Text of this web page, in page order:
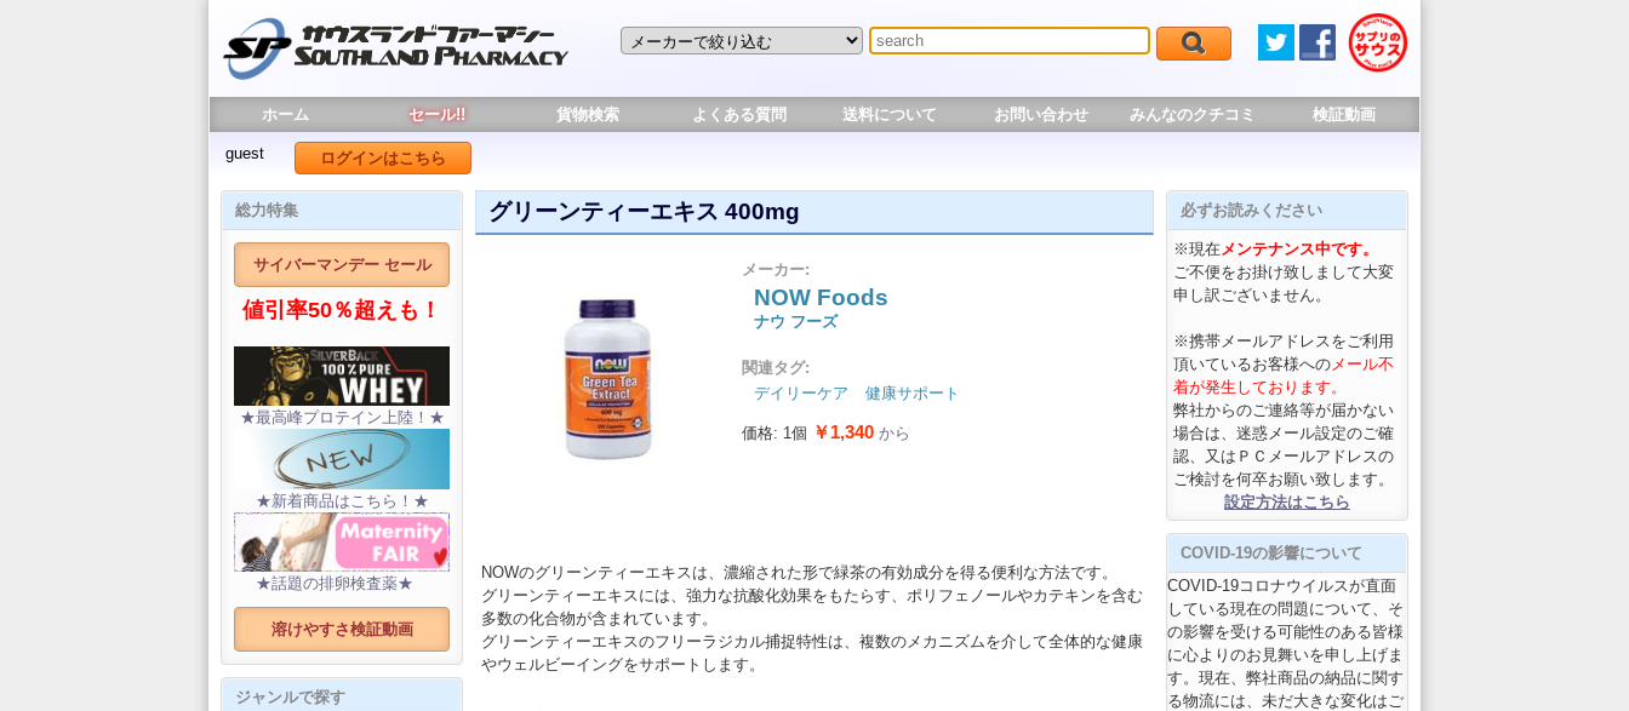
ホーム セール!! 貨物検索 よくある質問 送料について お問い合わせ みんなのクチコミ 検証動画
guest ログインはこちら
総力特集
サイバーマンデー セール
値引率50％超えも！
★最高峰プロテイン上陸！★
★新着商品はこちら！★
★話題の排卵検査薬★
溶けやすさ検証動画
ジャンルで探す
グリーンティーエキス 400mg
メーカー:
NOW Foods
ナウ フーズ
関連タグ:
デイリーケア
健康サポート
価格: 1個 ￥1,340 から
NOWのグリーンティーエキスは、濃縮された形で緑茶の有効成分を得る便利な方法です。
グリーンティーエキスには、強力な抗酸化効果をもたらす、ポリフェノールやカテキンを含む
多数の化合物が含まれています。
グリーンティーエキスのフリーラジカル捕捉特性は、複数のメカニズムを介して全体的な健康
やウェルビーイングをサポートします。
必ずお読みください
※現在メンテナンス中です。
ご不便をお掛け致しまして大変
申し訳ございません。
※携帯メールアドレスをご利用
頂いているお客様へのメール不
着が発生しております。
弊社からのご連絡等が届かない
場合は、迷惑メール設定のご確
認、又はＰＣメールアドレスの
ご検討を何卒お願い致します。
設定方法はこちら
COVID-19の影響について
COVID-19コロナウイルスが直面
している現在の問題について、そ
の影響を受ける可能性のある皆様
に心よりのお見舞いを申し上げま
す。現在、弊社商品の納品に関す
る物流には、未だ大きな変化はご